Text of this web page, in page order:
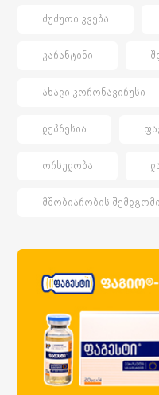
ᲫᲣᲫᲣᲗᲘ ᲙᲕᲔᲑᲐ
ᲙᲐᲠᲐᲜᲢᲘᲜᲘ
ᲐᲮᲐᲚᲘ ᲙᲝᲠᲝᲜᲐᲕᲘᲠᲣᲡᲘ
ᲓᲔᲞᲠᲔᲡᲘᲐ
ᲝᲠᲡᲣᲚᲝᲑᲐ
ᲛᲨᲝᲑᲘᲐᲠᲝᲑᲘᲡ